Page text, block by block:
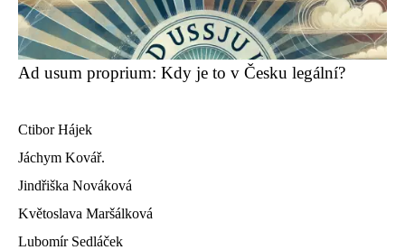
Ad usum proprium: Kdy je to v Česku legální?
Ctibor Hájek
Jáchym Kovář.
Jindřiška Nováková
Květoslava Maršálková
Lubomír Sedláček